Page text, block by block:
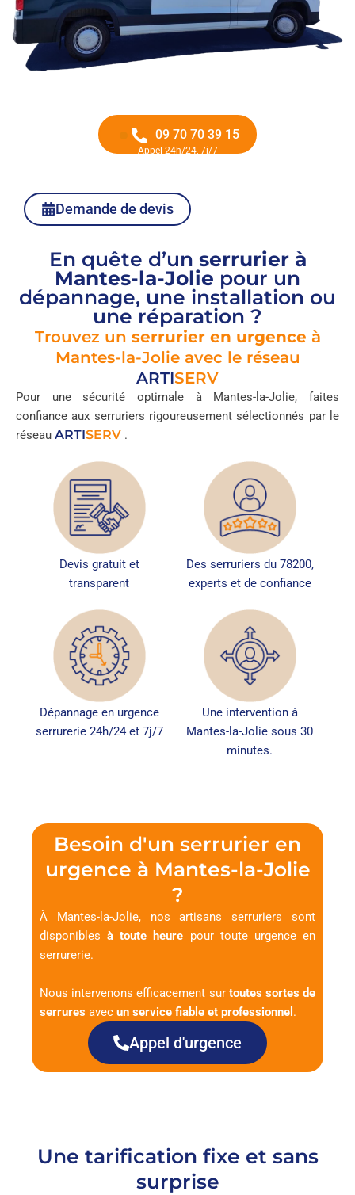
09 70 70 39 15
Appel 24h/24, 7j/7
Demande de devis
En quête d’un serrurier à
Mantes-la-Jolie pour un
dépannage, une installation ou
une réparation ?
Trouvez un serrurier en urgence à
Mantes-la-Jolie avec le réseau
ARTISERV
Pour une sécurité optimale à Mantes-la-Jolie, faites
confiance aux serruriers rigoureusement sélectionnés par le
réseau ARTISERV .
Devis gratuit et
transparent
Des serruriers du 78200,
experts et de confiance
Dépannage en urgence
serrurerie 24h/24 et 7j/7
Une intervention à
Mantes-la-Jolie sous 30
minutes.
Besoin d'un serrurier en
urgence à Mantes-la-Jolie
?
À Mantes-la-Jolie, nos artisans serruriers sont
disponiblesà toute heure pour toute urgence en
serrurerie.
Nous intervenons efficacement sur toutes sortes de
serrures avec un service fiable et professionnel .
Appel d'urgence
Une tarification fixe et sans
surprise